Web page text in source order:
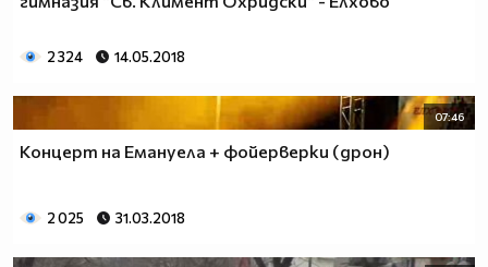
2 324 14.05.2018
07:46
Концерт на Емануела + фойерверки (дрон)
2 025 31.03.2018